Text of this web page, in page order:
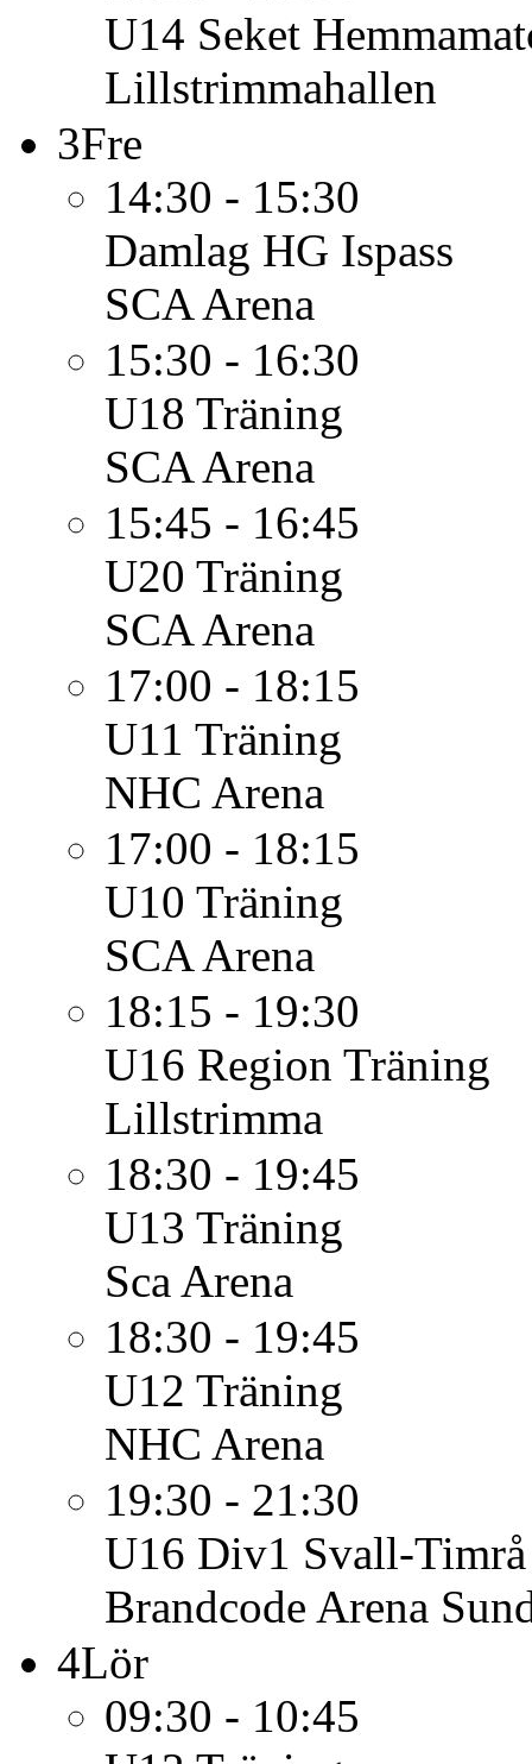
U14 Seket
Lillstrimmahallen
3Fre
14:30 - 15:30
Damlag HG Ispass
SCA Arena
15:30 - 16:30
U18 Träning
SCA Arena
15:45 - 16:45
U20 Träning
SCA Arena
17:00 - 18:15
U11 Träning
NHC Arena
17:00 - 18:15
U10 Träning
SCA Arena
18:15 - 19:30
U16 Region Träning
Lillstrimma
18:30 - 19:45
U13 Träning
Sca Arena
18:30 - 19:45
U12 Träning
NHC Arena
19:30 - 21:30
U16 Div1 Svall-
Brandcode Arena
4Lör
09:30 - 10:45